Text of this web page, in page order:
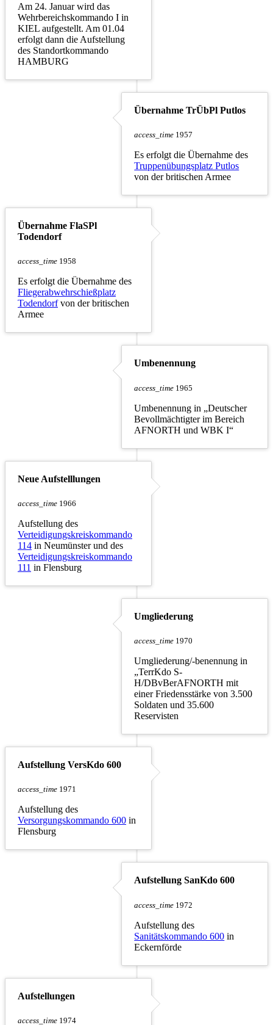
Am 24. Januar wird das
Wehrbereichskommando I in
KIEL aufgestellt. Am 01.04
erfolgt dann die Aufstellung
des Standortkommando
HAMBURG
Übernahme TrÜbPl Putlos
access_time 1957
Es erfolgt die Übernahme des
Truppenübungsplatz Putlos
von der britischen Armee
Übernahme FlaSPl
Todendorf
access_time 1958
Es erfolgt die Übernahme des
Fliegerabwehrschießplatz
Todendorfvon der britischen
Armee
Umbenennung
access_time 1965
Umbenennung in „Deutscher
Bevollmächtigter im Bereich
AFNORTH und WBK I“
Neue Aufstelllungen
access_time 1966
Aufstellung des
Verteidigungskreiskommando
114 in Neumünster und des
Verteidigungskreiskommando
111 in Flensburg
Umgliederung
access_time 1970
Umgliederung/-benennung in
„TerrKdo S-
H/DBvBerAFNORTH mit
einer Friedensstärke von 3.500
Soldaten und 35.600
Reservisten
Aufstellung VersKdo 600
access_time 1971
Aufstellung des
Versorgungskommando 600 in
Flensburg
Aufstellung SanKdo 600
access_time 1972
Aufstellung des
Sanitätskommando 600 in
Eckernförde
Aufstellungen
access_time 1974